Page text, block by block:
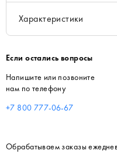
Характеристики
Если остались вопросы
Напишите или позвоните
нам по телефону
+7 800 777-06-67
Обрабатываем заказы